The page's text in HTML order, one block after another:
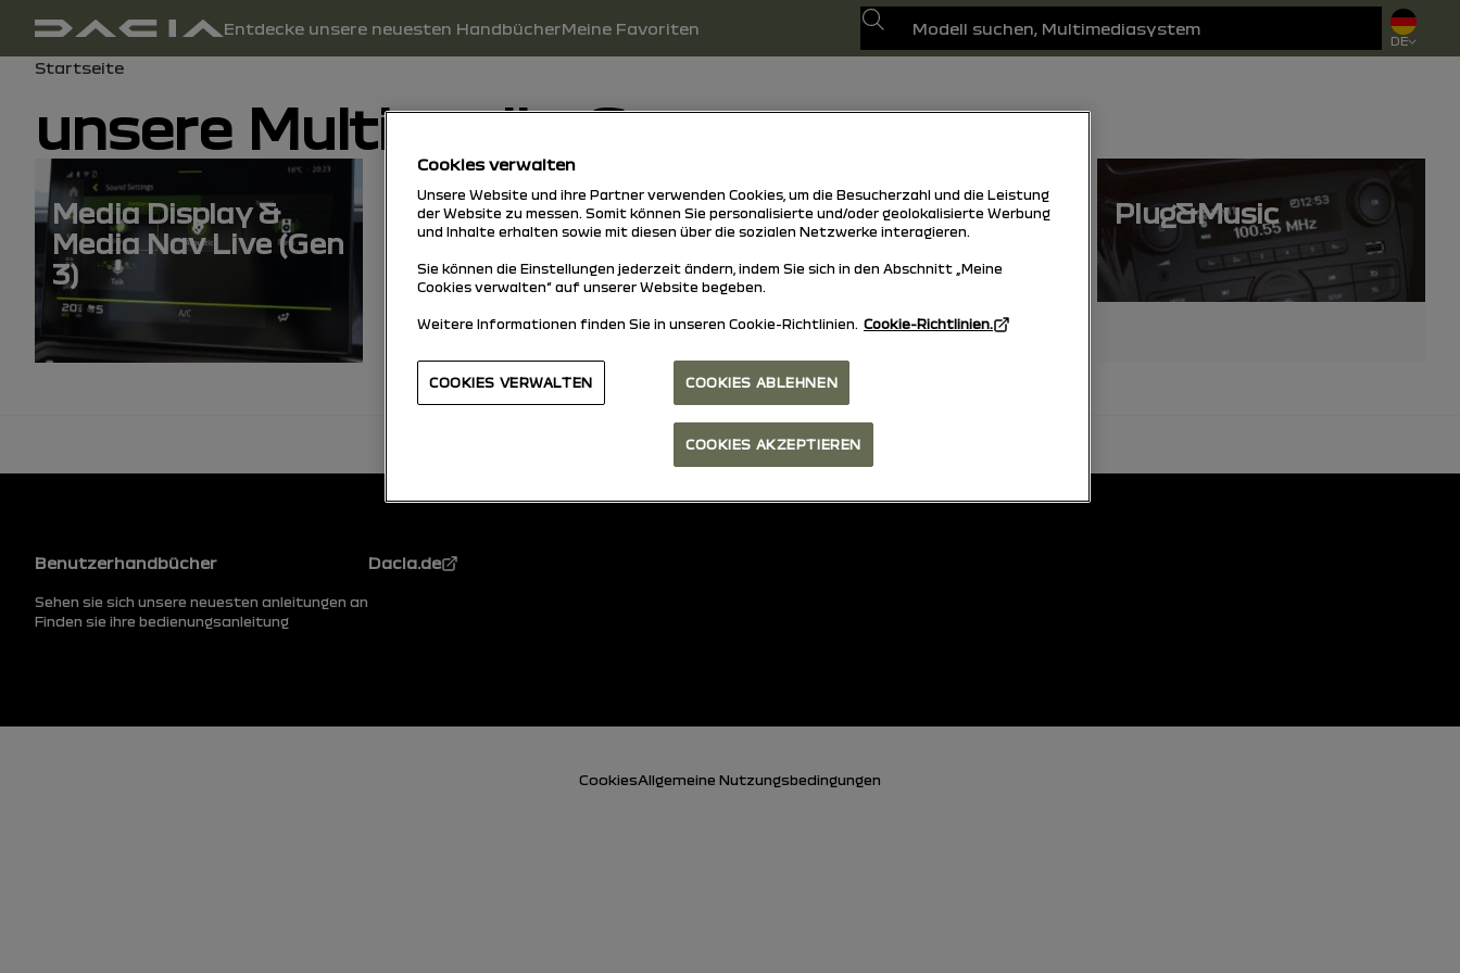
Benutzerhandbuch Hauptnavigation
Entdecke unsere neuesten HandbücherMeine Favoriten
Suchen
DE
Breadcrumb
Startseite
unsere Multimedia-Systeme
Media Display &
Media Nav Live (Gen
3)
Media Control New Media Nav Plug&Music
nach oben
Fußzeile
Benutzerhandbücher
Sehen sie sich unsere neuesten anleitungen an
Finden sie ihre bedienungsanleitung
Dacia.de
CookiesAllgemeine Nutzungsbedingungen
Cookies verwalten
Unsere Website und ihre Partner verwenden Cookies, um die Besucherzahl und die Leistung
der Website zu messen. Somit können Sie personalisierte und/oder geolokalisierte Werbung
und Inhalte erhalten sowie mit diesen über die sozialen Netzwerke interagieren.
Sie können die Einstellungen jederzeit ändern, indem Sie sich in den Abschnitt „Meine
Cookies verwalten“ auf unserer Website begeben.
Weitere Informationen finden Sie in unseren Cookie-Richtlinien. Cookie-Richtlinien.
COOKIES ABLEHNEN
COOKIES AKZEPTIEREN
COOKIES VERWALTEN